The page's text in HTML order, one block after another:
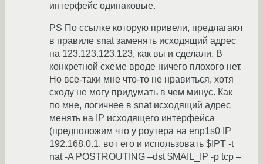
интерфейс одинаковые.
PS По ссылке которую привели, предлагают
в правиле snat заменять исходящий адрес
на 123.123.123.123, как вы и сделали. В
конкретной схеме вроде ничего плохого нет.
Но все-таки мне что-то не нравиться, хотя
сходу не могу придумать в чем минус. Как
по мне, логичнее в snat исходящий адрес
менять на IP исходящего интерфейса
(предположим что у роутера на enp1s0 IP
192.168.0.1, вот его и использовать $IPT -t
nat -A POSTROUTING –dst $MAIL_IP -p tcp –